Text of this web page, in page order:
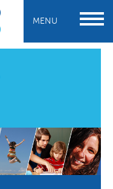
MENU